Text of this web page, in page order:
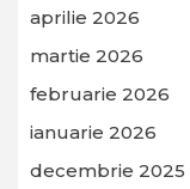
aprilie 2026
martie 2026
februarie 2026
ianuarie 2026
decembrie 2025